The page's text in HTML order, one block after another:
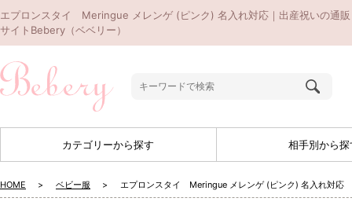
エプロンスタイ Meringue メレンゲ (ピンク) 名入れ対応｜出産祝いの通販
サイトBebery（ベベリー）
カテゴリーから探す 相手別から探
HOME ベビー服 エプロンスタイ Meringue メレンゲ (ピンク) 名入れ対応